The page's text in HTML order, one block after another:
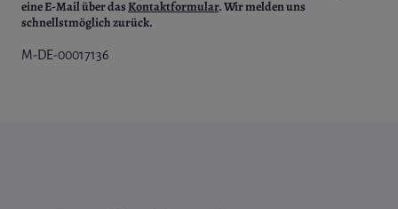
eine E-Mail über dasKontaktformular. Wir melden uns
schnellstmöglich zurück.
M-DE-00017136